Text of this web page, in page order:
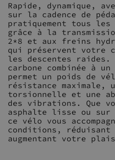
Rapide, dynamique,
sur la cadence de
pratiquement tous
grâce à la
2*8 et aux freins
qui préservent votre
les descentes raides.
carbone combinée à
permet un poids de
résistance maximale,
torsionnelle et une
des vibrations. Que
asphalte lisse ou
ce vélo vous
conditions,
augmentant votre